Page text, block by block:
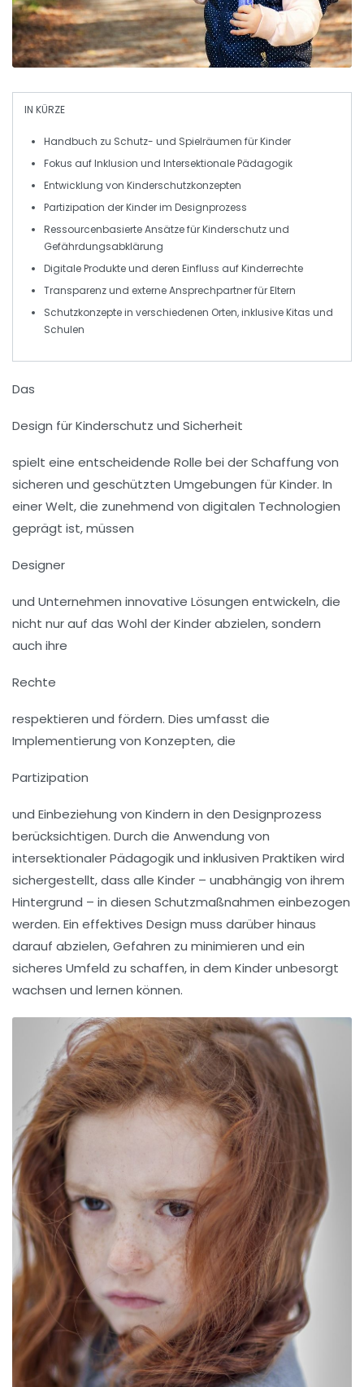
IN KÜRZE
Handbuch zu Schutz- und Spielräumen für Kinder
Fokus aufInklusion und Intersektionale Pädagogik
Entwicklung von Kinderschutzkonzepten
Partizipation der Kinder im Designprozess
Ressourcenbasierte Ansätze fürKinderschutzund
Gefährdungsabklärung
Digitale Produkte und deren Einfluss aufKinderrechte
Transparenz und externe Ansprechpartner fürEltern
Schutzkonzepte in verschiedenen Orten, inklusiveKitas und
Schulen
Das
Design für Kinderschutz und Sicherheit
spielt eine entscheidende Rolle bei der Schaffung von
sicheren und geschützten Umgebungen für Kinder. In
einer Welt, die zunehmend von digitalen Technologien
geprägt ist, müssen
Designer
und Unternehmen innovative Lösungen entwickeln, die
nicht nur auf das Wohl der Kinder abzielen, sondern
auch ihre
Rechte
respektieren und fördern. Dies umfasst die
Implementierung von Konzepten, die
Partizipation
und Einbeziehung von Kindern in den Designprozess
berücksichtigen. Durch die Anwendung von
intersektionaler Pädagogik und inklusiven Praktiken wird
sichergestellt, dass alle Kinder – unabhängig von ihrem
Hintergrund – in diesen Schutzmaßnahmen einbezogen
werden. Ein effektives Design muss darüber hinaus
darauf abzielen, Gefahren zu minimieren und ein
sicheres Umfeld zu schaffen, in dem Kinder unbesorgt
wachsen und lernen können.